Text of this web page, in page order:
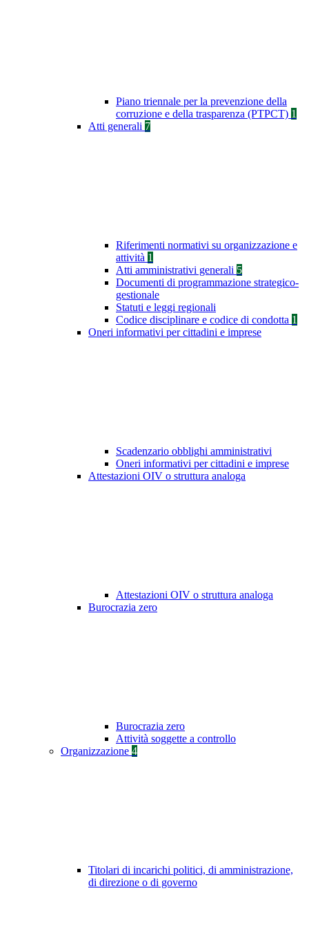
Piano triennale per la prevenzione della
corruzione e della trasparenza (PTPCT) 1
Atti generali 7
Riferimenti normativi su organizzazione e
attività 1
Atti amministrativi generali 5
Documenti di programmazione strategico-
gestionale
Statuti e leggi regionali
Codice disciplinare e codice di condotta 1
Oneri informativi per cittadini e imprese
Scadenzario obblighi amministrativi
Oneri informativi per cittadini e imprese
Attestazioni OIV o struttura analoga
Attestazioni OIV o struttura analoga
Burocrazia zero
Burocrazia zero
Attività soggette a controllo
Organizzazione 4
Titolari di incarichi politici, di amministrazione,
di direzione o di governo